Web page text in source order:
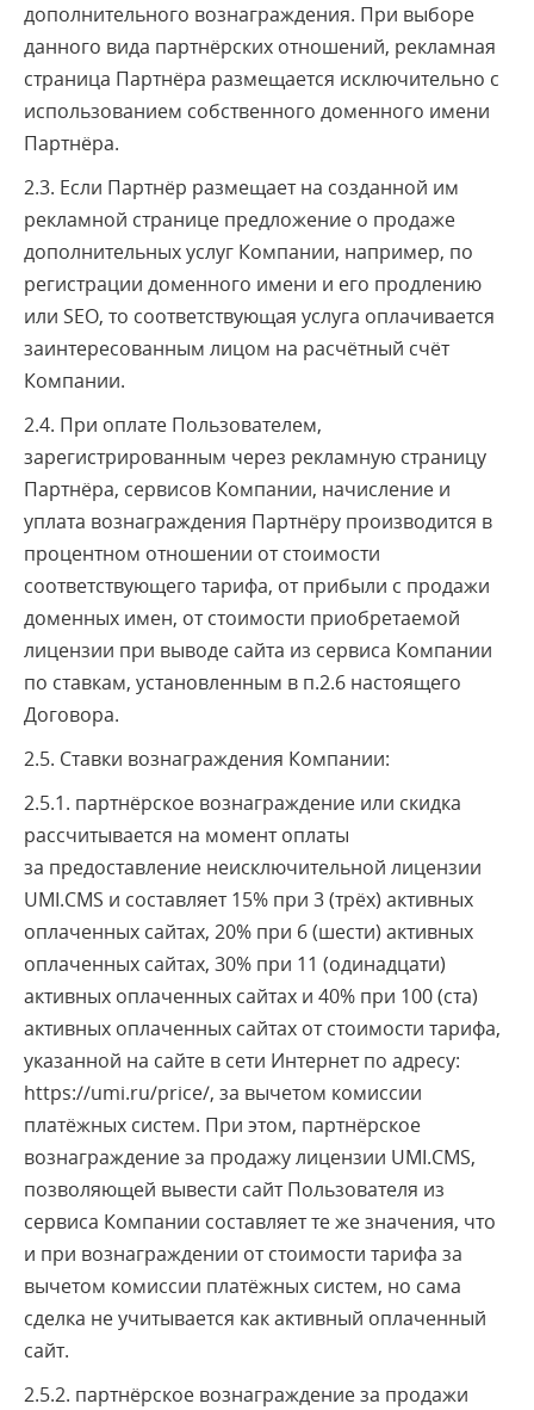
дополнительного вознаграждения. При выборе
данного вида партнёрских отношений, рекламная
страница Партнёра размещается исключительно с
использованием собственного доменного имени
Партнёра.
2.3. Если Партнёр размещает на созданной им
рекламной странице предложение о продаже
дополнительных услуг Компании, например, по
регистрации доменного имени и его продлению
или SEO, то соответствующая услуга оплачивается
заинтересованным лицом на расчётный счёт
Компании.
2.4. При оплате Пользователем,
зарегистрированным через рекламную страницу
Партнёра, сервисов Компании, начисление и
уплата вознаграждения Партнёру производится в
процентном отношении от стоимости
соответствующего тарифа, от прибыли с продажи
доменных имен, от стоимости приобретаемой
лицензии при выводе сайта из сервиса Компании
по ставкам, установленным в п.2.6 настоящего
Договора.
2.5. Ставки вознаграждения Компании:
2.5.1. партнёрское вознаграждение или скидка
рассчитывается на момент оплаты
за предоставление неисключительной лицензии
UMI.CMS и составляет 15% при 3 (трёх) активных
оплаченных сайтах, 20% при 6 (шести) активных
оплаченных сайтах, 30% при 11 (одинадцати)
активных оплаченных сайтах и 40% при 100 (ста)
активных оплаченных сайтах от стоимости тарифа,
указанной на сайте в сети Интернет по адресу:
https://umi.ru/price/, за вычетом комиссии
платёжных систем. При этом, партнёрское
вознаграждение за продажу лицензии UMI.CMS,
позволяющей вывести сайт Пользователя из
сервиса Компании составляет те же значения, что
и при вознаграждении от стоимости тарифа за
вычетом комиссии платёжных систем, но сама
сделка не учитывается как активный оплаченный
сайт.
2.5.2. партнёрское вознаграждение за продажи